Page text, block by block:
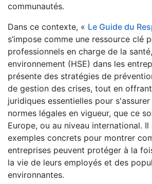
communautés.
Dans ce contexte, « Le Guide du
s’impose comme une ressource clé
professionnels en charge de la
environnement (HSE) dans les
présente des stratégies de
de gestion des crises, tout en
juridiques essentielles pour
normes légales en vigueur, que ce
Europe, ou au niveau international. Il
exemples concrets pour montrer
entreprises peuvent protéger à la
la vie de leurs employés et des
environnantes.